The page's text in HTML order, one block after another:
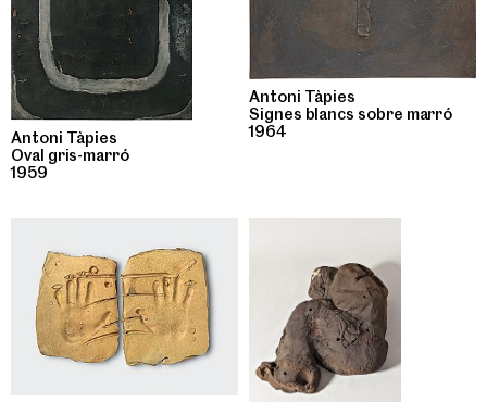
Antoni Tàpies
Oval gris-marró
1959
Antoni Tàpies
Signes blancs sobre marró
1964